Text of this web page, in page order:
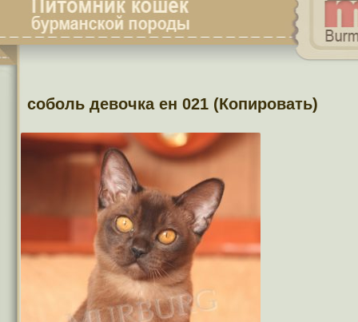
соболь девочка ен 021 (Копировать)